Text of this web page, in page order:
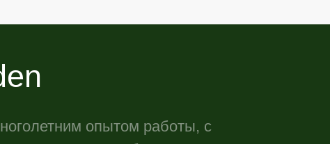
Системы капельного и автоматического полива
Ландшафтное освещение участка